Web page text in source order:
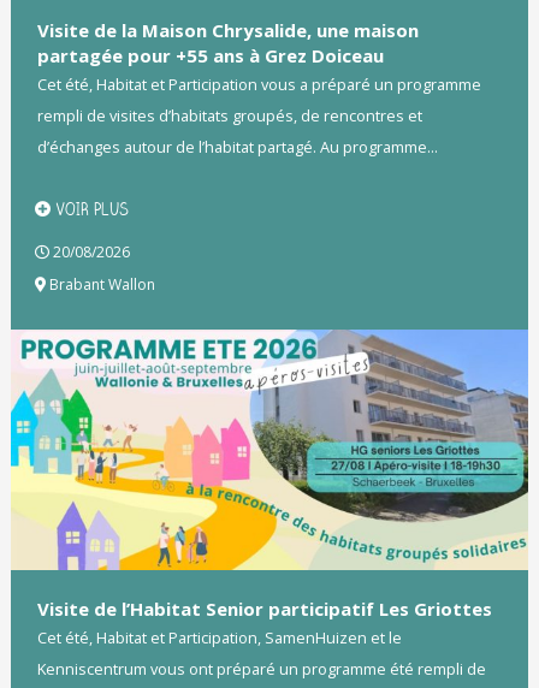
Visite de la Maison Chrysalide, une maison
partagée pour +55 ans à Grez Doiceau
Cet été, Habitat et Participation vous a préparé un programme
rempli de visites d’habitats groupés, de rencontres et
d’échanges autour de l’habitat partagé. Au programme...
VOIR PLUS
20/08/2026
Brabant Wallon
Visite de l’Habitat Senior participatif Les Griottes
Cet été, Habitat et Participation, SamenHuizen et le
Kenniscentrum vous ont préparé un programme été rempli de